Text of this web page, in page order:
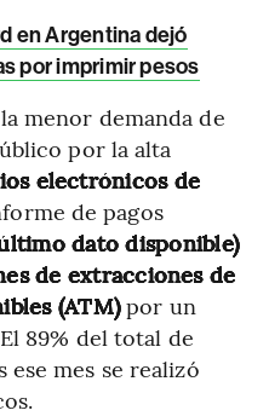
en Argentina dejó
por imprimir pesos
menor demanda de
por la alta
electrónicos de
de pagos
dato disponible)
de extracciones de
(ATM)por un
89% del total de
mes se realizó